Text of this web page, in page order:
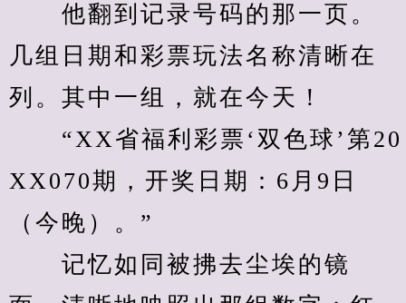
他翻到记录号码的那一页。
几组日期和彩票玩法名称清晰在
列。其中一组，就在今天！
“XX省福利彩票‘双色球’第20
XX070期，开奖日期：6月9日
（今晚）。”
记忆如同被拂去尘埃的镜